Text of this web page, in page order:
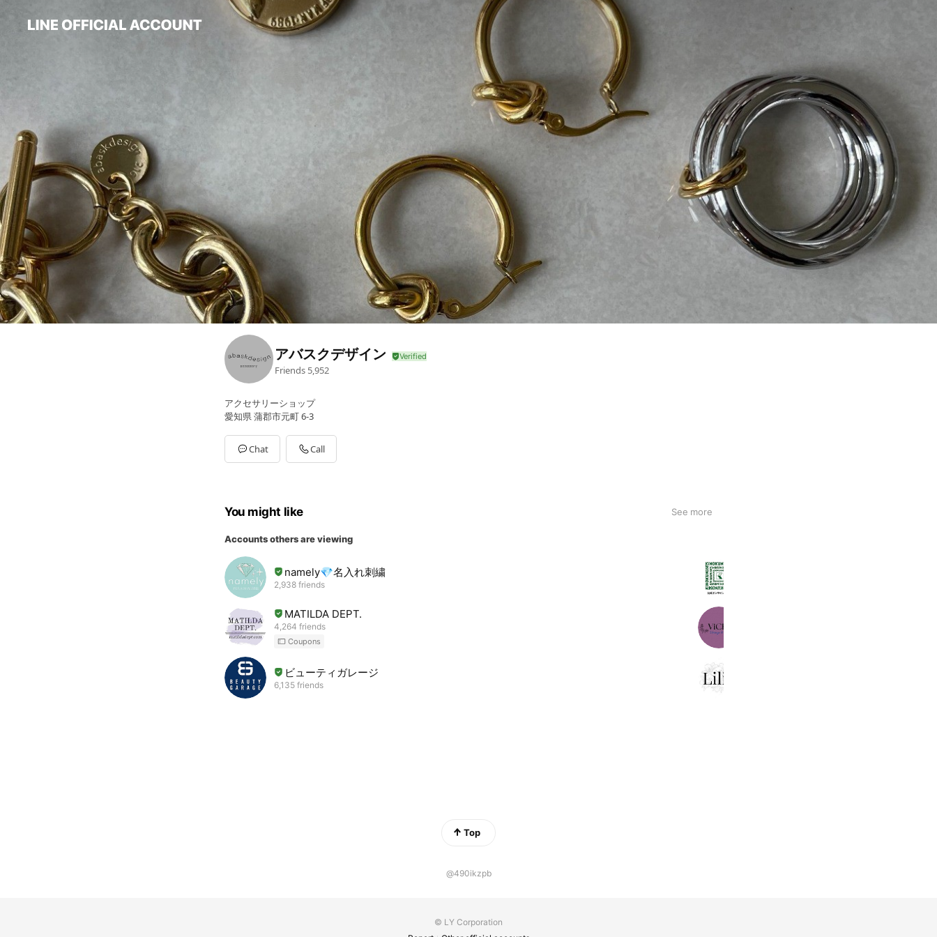
アバスクデザイン
Friends 5,952
アクセサリーショップ
愛知県 蒲郡市元町 6-3
Chat Call
You might like See more
Accounts others are viewing
namely💎名入れ刺繍
2,938 friends
MATILDA DEPT.
4,264 friends
Coupons
ビューティガレージ
6,135 friends
Top
@490ikzpb
© LY Corporation